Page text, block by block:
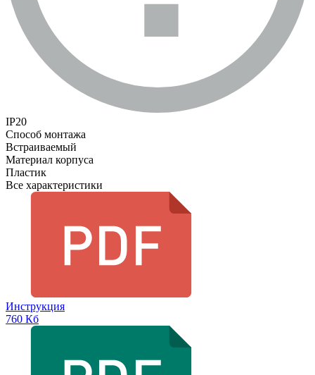
IP20
Способ монтажа
Встраиваемый
Материал корпуса
Пластик
Все характеристики
Инструкция
760 Кб